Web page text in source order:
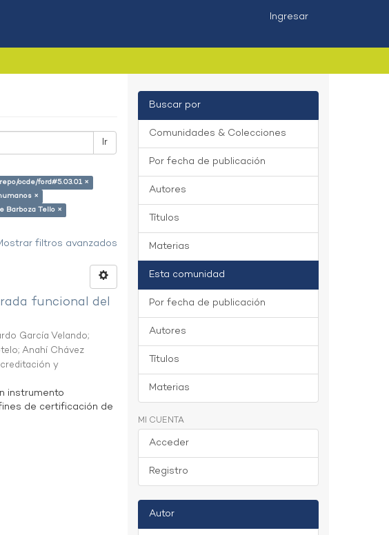
Ingresar
Ir
ocde/ford#5.03.01 ×
×
Barboza Tello ×
filtros avanzados
funcional del
García Velando;
;Anahí Chávez
y
instrumento
de certificación de
Buscar por
Comunidades & Colecciones
Por fecha de publicación
Autores
Títulos
Materias
Esta comunidad
Por fecha de publicación
Autores
Títulos
Materias
MI CUENTA
Acceder
Registro
Autor